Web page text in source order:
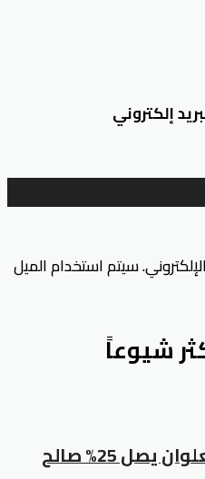
إلكتروني
سيتم استخدام الميل
شيوعاً
كود خصم اوناس زينب العلوان يصل 25% صالح